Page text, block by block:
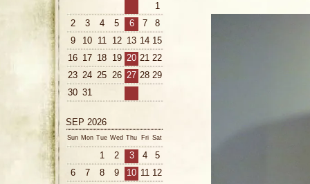
1
2
3 4 5 6 7
8
9
10 11 12 13 14 15
16 17 18 19 20 21 22
23 24 25 26 27 28 29
30 31
SEP 2026
Sun Mon Tue Wed Thu Fri Sat
1 2 3 4
5
6
7 8 9 10 11 12